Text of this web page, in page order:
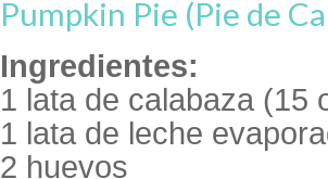
Pumpkin Pie (Pie de
Ingredientes:
1 lata de calabaza (15
1 lata de leche
2 huevos